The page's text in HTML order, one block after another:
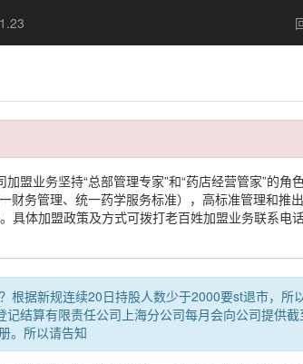
盟业务坚持“总部管理专家”和“药店经营管家”的角
务管理、统一药学服务标准），高标准管理和推
具体加盟政策及方式可拨打老百姓加盟业务联系电
据新规连续20日持股人数少于2000要st退市，所
结算有限责任公司上海分公司每月会向公司提供
。所以请告知